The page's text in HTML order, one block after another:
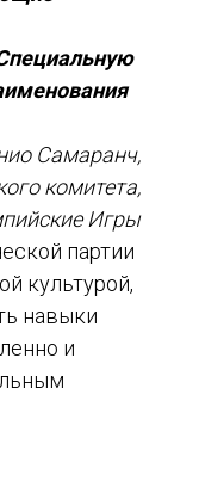
Самаранч,
комитета,
Игры
партии
культурой,
навыки
и